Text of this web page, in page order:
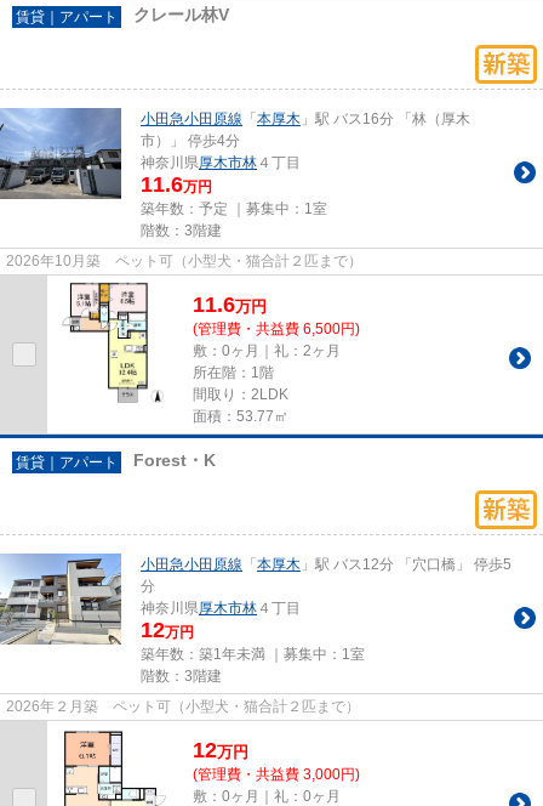
賃貸｜アパート クレール林V
小田急小田原線 「本厚木 」駅 バス16分 「林（厚木
市）」 停歩4分
神奈川県厚木市林 ４丁目
11.6万円
築年数：予定 ｜募集中： 1室
階数：3階建
2026年10月築 ペット可（小型犬・猫合計２匹まで）
11.6万円
(管理費・共益費 6,500円)
敷：0ヶ月｜礼：2ヶ月
所在階：1階
間取り：2LDK
面積：53.77㎡
賃貸｜アパート Forest・K
小田急小田原線 「本厚木 」駅 バス12分 「穴口橋」 停歩5
分
神奈川県厚木市林 ４丁目
12万円
築年数：築1年未満 ｜募集中： 1室
階数：3階建
2026年２月築 ペット可（小型犬・猫合計２匹まで）
12万円
(管理費・共益費 3,000円)
敷：0ヶ月｜礼：0ヶ月